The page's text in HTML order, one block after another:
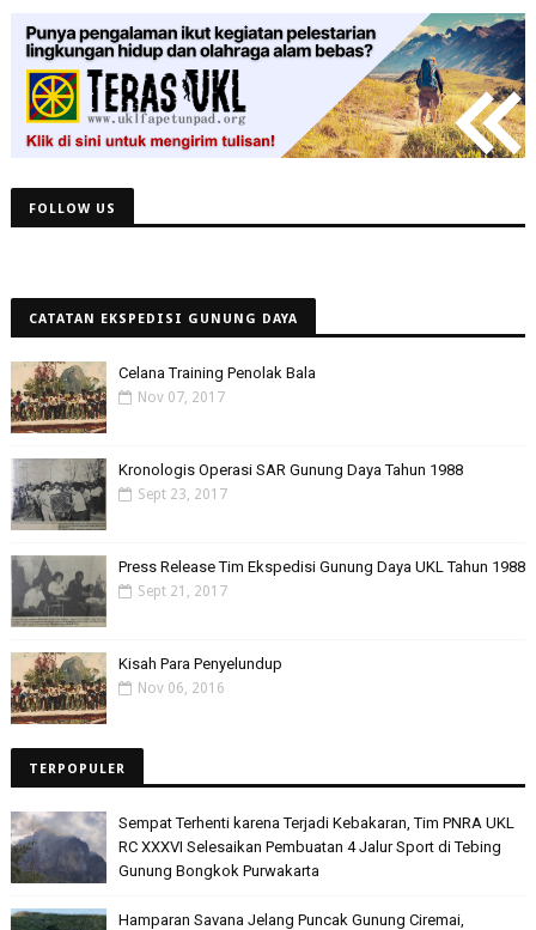
FOLLOW US
CATATAN EKSPEDISI GUNUNG DAYA
Celana Training Penolak Bala
Nov 07, 2017
Kronologis Operasi SAR Gunung Daya Tahun 1988
Sept 23, 2017
Press Release Tim Ekspedisi Gunung Daya UKL Tahun 1988
Sept 21, 2017
Kisah Para Penyelundup
Nov 06, 2016
TERPOPULER
Sempat Terhenti karena Terjadi Kebakaran, Tim PNRA UKL
RC XXXVI Selesaikan Pembuatan 4 Jalur Sport di Tebing
Gunung Bongkok Purwakarta
Hamparan Savana Jelang Puncak Gunung Ciremai,